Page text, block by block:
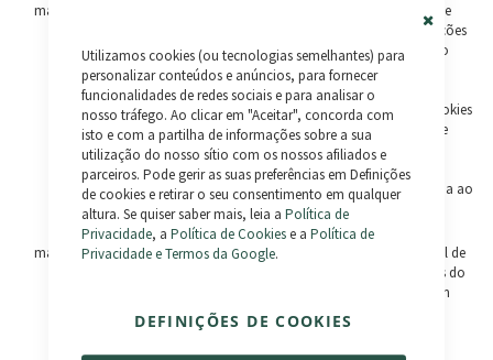
Close
Cookie
Utilizamos cookies (ou tecnologias semelhantes) para
personalizar conteúdos e anúncios, para fornecer
funcionalidades de redes sociais e para analisar o
nosso tráfego. Ao clicar em "Aceitar", concorda com
isto e com a partilha de informações sobre a sua
utilização do nosso sítio com os nossos afiliados e
parceiros. Pode gerir as suas preferências em Definições
de cookies e retirar o seu consentimento em qualquer
altura. Se quiser saber mais, leia a Política de
Privacidade, a Política de Cookiese a Política de
Privacidade e Termos da Google.
DEFINIÇÕES DE COOKIES
mage-messages
Rastreia mensagens de
erro e outras notificações
que são mostradas ao
utilizador, como a
mensagem de
consentimento de cookies
e várias mensagens de
erro. A mensagem é
eliminada do cookie
depois de ser mostrada ao
comprador.
mage-cache-storage Bikelec
Armazenamento local de
conteúdos específicos do
visitante que permitem
funções de comércio
eletrónico.